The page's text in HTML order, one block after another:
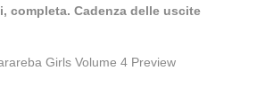
completa. Cadenza delle uscite
Girls Volume 4 Preview